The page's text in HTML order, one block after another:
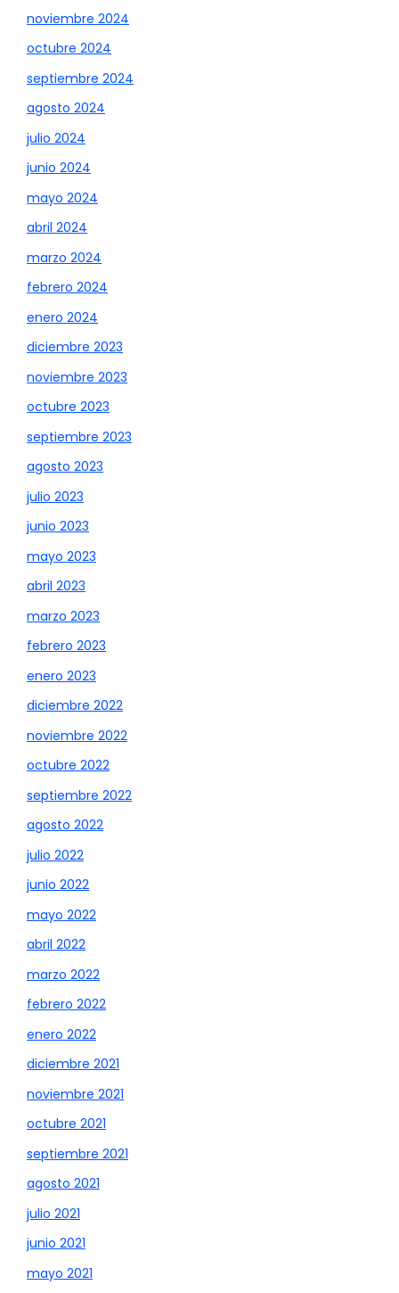
noviembre 2024
octubre 2024
septiembre 2024
agosto 2024
julio 2024
junio 2024
mayo 2024
abril 2024
marzo 2024
febrero 2024
enero 2024
diciembre 2023
noviembre 2023
octubre 2023
septiembre 2023
agosto 2023
julio 2023
junio 2023
mayo 2023
abril 2023
marzo 2023
febrero 2023
enero 2023
diciembre 2022
noviembre 2022
octubre 2022
septiembre 2022
agosto 2022
julio 2022
junio 2022
mayo 2022
abril 2022
marzo 2022
febrero 2022
enero 2022
diciembre 2021
noviembre 2021
octubre 2021
septiembre 2021
agosto 2021
julio 2021
junio 2021
mayo 2021